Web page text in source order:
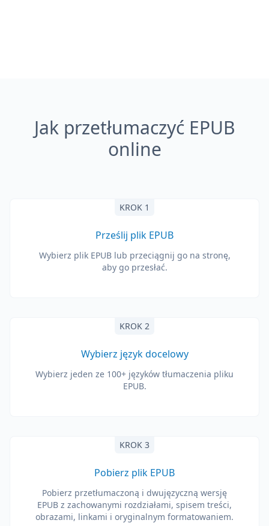
Jak przetłumaczyć EPUB
online
KROK 1
Prześlij plik EPUB
Wybierz plik EPUB lub przeciągnij go na stronę,
aby go przesłać.
KROK 2
Wybierz język docelowy
Wybierz jeden ze 100+ języków tłumaczenia pliku
EPUB.
KROK 3
Pobierz plik EPUB
Pobierz przetłumaczoną i dwujęzyczną wersję
EPUB z zachowanymi rozdziałami, spisem treści,
obrazami, linkami i oryginalnym formatowaniem.